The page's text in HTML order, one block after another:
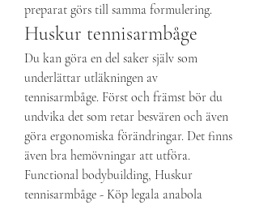
preparat görs till samma formulering.
Huskur tennisarmbåge
Du kan göra en del saker själv som
underlättar utläkningen av
tennisarmbåge. Först och främst bör du
undvika det som retar besvären och även
göra ergonomiska förändringar. Det finns
även bra hemövningar att utföra.
Functional bodybuilding, Huskur
tennisarmbåge - Köp legala anabola